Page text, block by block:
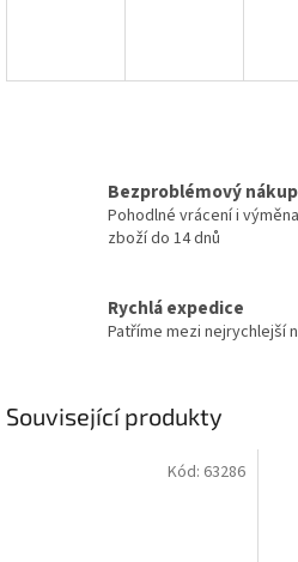
Bezproblémový nákup
Pohodlné vrácení i výměna
zboží do 14 dnů
Rychlá expedice
Patříme mezi nejrychlejší
Související produkty
Kód: 63286